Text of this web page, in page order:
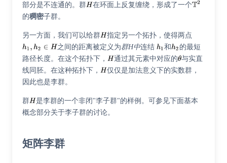
部分是不连通的。群
在环面上反复缠绕，形成了一个
的稠密子群。
另一方面，我们可以给群
指定另一个拓扑，使得两点
之间的距离被定义为群H中连结 和
的最短
路径长度。在这个拓扑下，
通过其元素中对应的 与实直
线同胚。在这种拓扑下，
仅仅是加法意义下的实数群，
因此也是李群。
群 是李群的一个非闭"李子群"的样例。可参见下面基本
概念部分关于李子群的讨论。
矩阵李群